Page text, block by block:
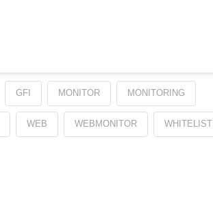
GFI MONITOR MONITORING
WEB WEBMONITOR WHITELIST